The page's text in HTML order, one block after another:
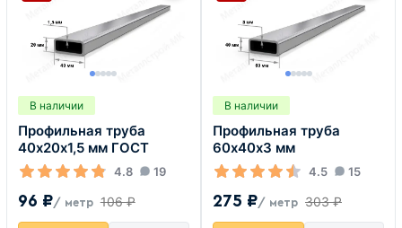
В наличии
Профильная труба
40х20х1,5 мм ГОСТ
4.8 19
96 ₽/ метр 106 ₽
В наличии
Профильная труба
60х40х3 мм
4.5 15
275 ₽/ метр 303 ₽